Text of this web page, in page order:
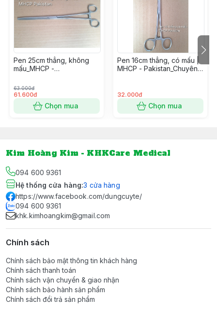
Pen 25cm thẳng, không
mấu_MHCP -
63.000đ
61.600đ
Chọn mua
Pen 16cm thẳng, có mấu |
MHCP - Pakistan_Chuyên
32.000đ
Chọn mua
Kim Hoàng Kim - KHKCare Medical
094 600 9361
Hệ thống cửa hàng:3 cửa hàng
https://www.facebook.com/dungcuyte/
094 600 9361
khk.kimhoangkim@gmail.com
Chính sách
Chính sách bảo mật thông tin khách hàng
Chính sách thanh toán
Chính sách vận chuyển & giao nhận
Chính sách bảo hành sản phẩm
Chính sách đổi trả sản phẩm